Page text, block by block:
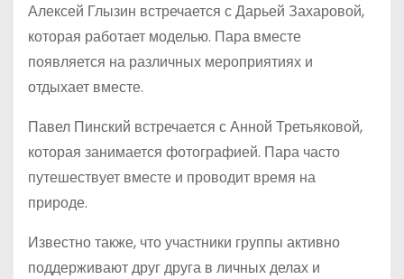
Алексей Глызин встречается с Дарьей Захаровой,
которая работает моделью. Пара вместе
появляется на различных мероприятиях и
отдыхает вместе.
Павел Пинский встречается с Анной Третьяковой,
которая занимается фотографией. Пара часто
путешествует вместе и проводит время на
природе.
Известно также, что участники группы активно
поддерживают друг друга в личных делах и